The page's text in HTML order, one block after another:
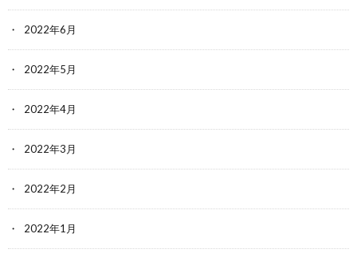
2022年6月
2022年5月
2022年4月
2022年3月
2022年2月
2022年1月